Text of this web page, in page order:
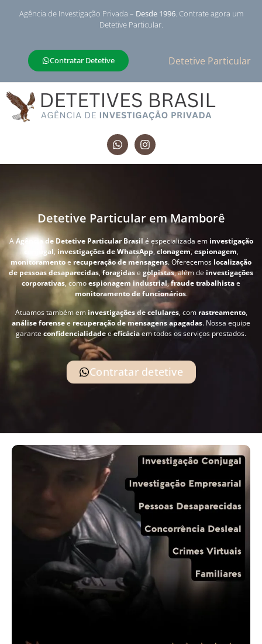
Agência de Investigação Privada – Desde 1996. Contrate agora um
Detetive Particular.
Contratar Detetive Detetive Particular
Detetive Particular em Mamborê
AAgência de Detetive Particular Brasil é especializada em investigação
conjugal, investigações de WhatsApp, clonagem,espionagem,
monitoramentoe recuperação de mensagens. Oferecemos localização
de pessoas desaparecidas, foragidase golpistas, além de investigações
corporativas, comoespionagem industrial,fraude trabalhistae
monitoramento de funcionários.
Atuamos também em investigações de celulares, com rastreamento,
análise forensee recuperação de mensagens apagadas. Nossa equipe
garante confidencialidadeeeficáciaem todos os serviços prestados.
Contratar detetive